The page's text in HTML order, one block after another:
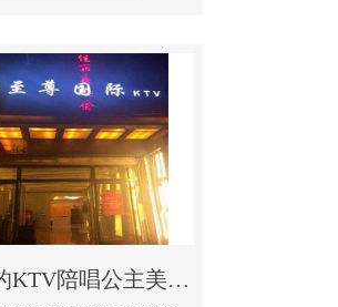
宁阳荤的KTV陪唱公主美女哪家最多-至尊国际KTV会所消费价格